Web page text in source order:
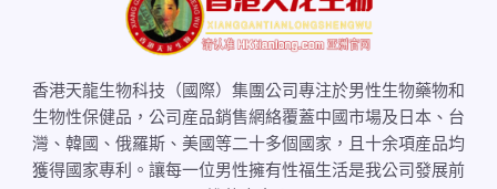
香港天龍生物科技（國際）集團公司專注於男性生物藥物和
生物性保健品，公司産品銷售網絡覆蓋中國市場及日本、台
灣、韓國、俄羅斯、美國等二十多個國家，且十余項産品均
獲得國家專利。讓每一位男性擁有性福生活是我公司發展前